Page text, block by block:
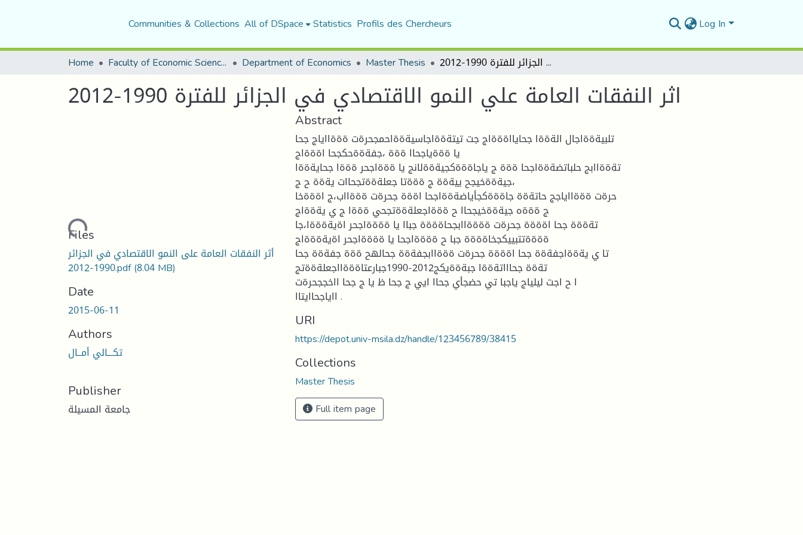
Communities & Collections All of DSpace Statistics Profils des Chercheurs Log In
Home Faculty of Economic Sciences, Commerce and Management Sciences Department of Economics Master Thesis اثر النفقات العامة علي النمو الاقتصادي في الجزائر للفترة 1990-2012
اثر النفقات العامة علي النمو الاقتصادي في الجزائر للفترة 1990-2012
Loading...
Files
أثر النفقات العامة على النمو الاقتصادي في الجزائر
1990-2012.pdf(8.04 MB)
Date
2015-06-11
Authors
تكـــالي أمــال
Publisher
جامعة المسيلة
Abstract
تلبيةةةاجال الةةةا جحايااةةةاج جت تيتةةةاجاسيةةةاحمجحرةت ةةةااياج جحا
يا ةةةياجحاا ةةة ،جفةةةحكجحا اةةةاج
تةةةاابج حلباتضةةةاجحا ةةة ج ياجاةةةكجيةةةلانج يا ةةةاجحر ةةةا جحايةةةا
،جيةةةخيجح ييةةة ج ةةةتا جعلةةةتجحاات يةةة ح ج
حرةت ةةةااياجج حاتةةة جاةةةكجأياضةةةاجحا اةةة جحرةت ةةةااب،ج اةةةخا
ج ةةةه جيةةةخيجحاا ح ةةةاجعلةةةتجحي ةةةا ج ي يةةةاج
تةةةة جحا اةةةة جحرةت ةةةةاابجحاةةةة جباا يا ةةةةاجحر اةيةةةةا،جا
ةةةةتتبييكجخاةةةة جبا ح ةةةةاجحا يا ةةةةاجحر اةيةةةةاج
تا ي يةةةاجفةةة جحا اةةةة جحرةت ةةةاابجفةةة جحالهح ةةة جفةةة جحا
تةةة جحاااتةةةا جبةةةيكج2012-1990جبارعتاةةةااجعلةةةتج
ا ح اجت ليلياج ياجبا تي حضجأي جحاا ايي ج جحا ظ يا ج جحا ااخججحرةت
ااياجحاايتاا .
URI
https://depot.univ-msila.dz/handle/123456789/38415
Collections
Master Thesis
Full item page